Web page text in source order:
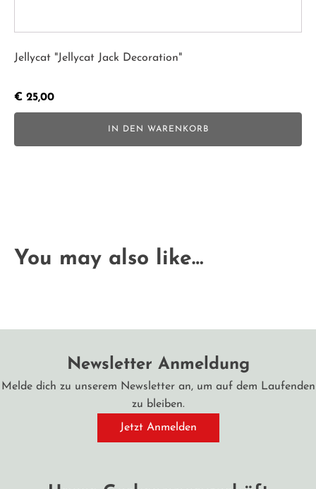
Jellycat "Jellycat Jack Decoration"
€ 25,00
IN DEN WARENKORB
You may also like…
Newsletter Anmeldung
Melde dich zu unserem Newsletter an, um auf dem Laufenden
zu bleiben.
Jetzt Anmelden